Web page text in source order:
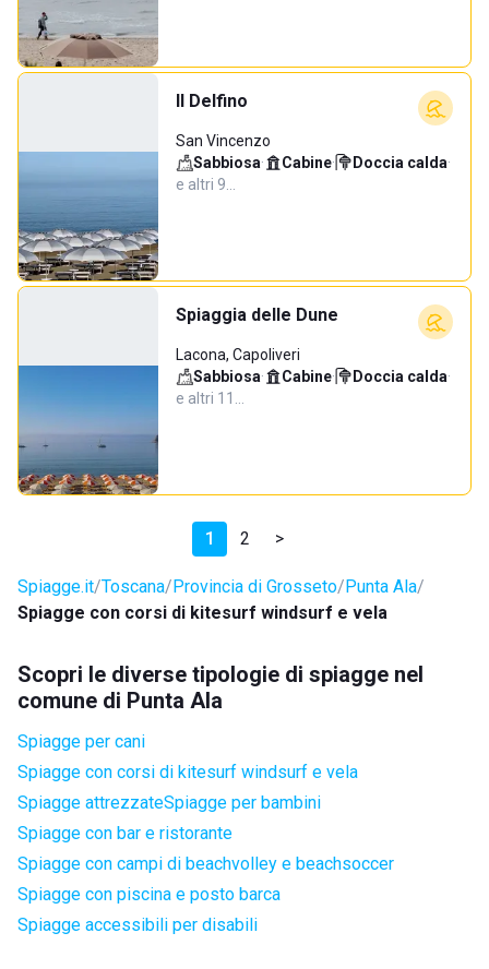
Il Delfino
San Vincenzo
Sabbiosa· Cabine· Doccia calda·
e altri 9…
Spiaggia delle Dune
Lacona, Capoliveri
Sabbiosa· Cabine· Doccia calda·
e altri 11…
1 2 >
Spiagge.it Toscana Provincia di Grosseto Punta Ala
Spiagge con corsi di kitesurf windsurf e vela
Scopri le diverse tipologie di spiagge nel
comune di Punta Ala
Spiagge per cani
Spiagge con corsi di kitesurf windsurf e vela
Spiagge attrezzateSpiagge per bambini
Spiagge con bar e ristorante
Spiagge con campi di beachvolley e beachsoccer
Spiagge con piscina e posto barca
Spiagge accessibili per disabili